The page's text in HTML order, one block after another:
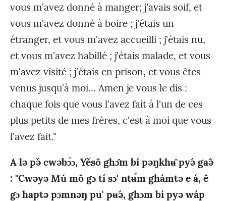
vous m'avez donné à manger; j'avais soif, et
vous m'avez donné à boire ; j'étais un
étranger, et vous m'avez accueilli ; j'étais nu,
et vous m'avez habillé ; j'étais malade, et vous
m'avez visité ; j'étais en prison, et vous êtes
venus jusqu'à moi... Amen je vous le dis :
chaque fois que vous l'avez fait à l'un de ces
plus petits de mes frères, c'est à moi que vous
l'avez fait."
A lə pə̌ cwəbɔ́ɔ, Yěsô ghɔ̂m bí pəŋkhʉ̂ pyə́ gaə̂
: "Cwəyə Mú mô gɔ tí sɔ' ntʉ́m ghámtə e á, ê
gɔ haptə pɔmnəŋ pu' pʉə́, ghɔm bí pyə wáp